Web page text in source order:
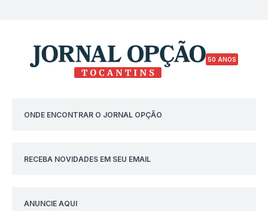
50 ANOS
ONDE ENCONTRAR O JORNAL OPÇÃO
RECEBA NOVIDADES EM SEU EMAIL
ANUNCIE AQUI